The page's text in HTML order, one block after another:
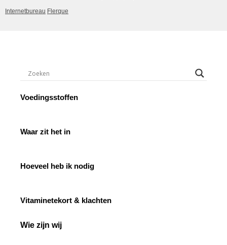
Internetbureau Flerque
Voedingsstoffen
Waar zit het in
Hoeveel heb ik nodig
Vitaminetekort & klachten
Wie zijn wij